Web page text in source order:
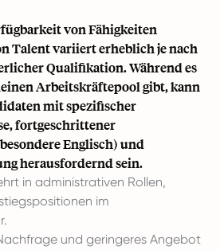
von Fähigkeiten
Talent variiert erheblich je nach
Qualifikation. Während es
Arbeitskräftepool gibt, kann
mit spezifischer
fortgeschrittener
Englisch) und
herausfordernd sein.
in administrativen Rollen,
im
und geringeres Angebot